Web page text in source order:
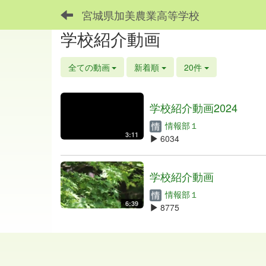
宮城県加美農業高等学校
学校紹介動画
全ての動画 新着順 20件
3:11
学校紹介動画2024
情報部１
6034
6:39
学校紹介動画
情報部１
8775